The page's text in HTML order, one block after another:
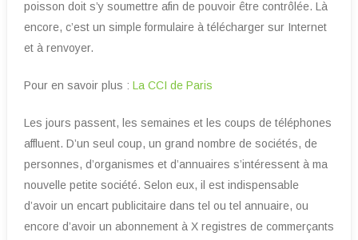
poisson doit s’y soumettre afin de pouvoir être contrôlée. Là
encore, c’est un simple formulaire à télécharger sur Internet
et à renvoyer.
Pour en savoir plus : La CCI de Paris
Les jours passent, les semaines et les coups de téléphones
affluent. D’un seul coup, un grand nombre de sociétés, de
personnes, d’organismes et d’annuaires s’intéressent à ma
nouvelle petite société. Selon eux, il est indispensable
d’avoir un encart publicitaire dans tel ou tel annuaire, ou
encore d’avoir un abonnement à X registres de commerçants